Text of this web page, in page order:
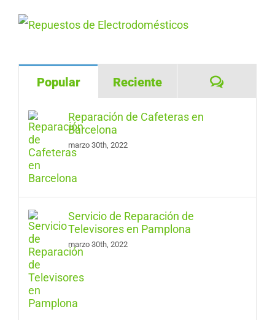
Popular Reciente
Reparación de Cafeteras en
Barcelona
marzo 30th, 2022
Servicio de Reparación de
Televisores en Pamplona
marzo 30th, 2022